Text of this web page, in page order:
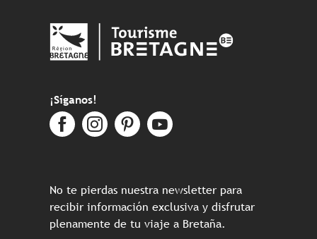
¡Síganos!
No te pierdas nuestra newsletter para
recibir información exclusiva y disfrutar
plenamente de tu viaje a Bretaña.